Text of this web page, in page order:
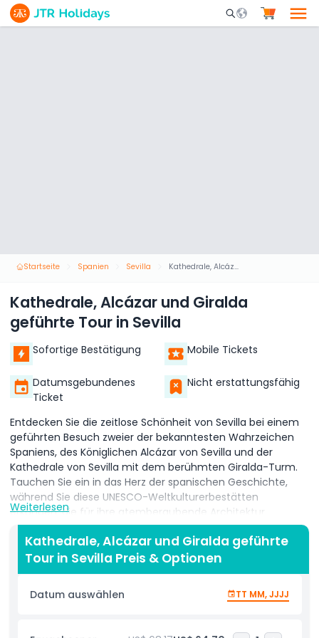
Mobile Search
Startseite Spanien Sevilla Kathedrale, Alcázar und Giralda geführte Tour in Sevilla
Kathedrale, Alcázar und Giralda
geführte Tour in Sevilla
Sofortige Bestätigung Mobile Tickets
Datumsgebundenes
Ticket
Nicht erstattungsfähig
Entdecken Sie die zeitlose Schönheit von Sevilla bei einem
geführten Besuch zweier der bekanntesten Wahrzeichen
Spaniens, des Königlichen Alcázar von Sevilla und der
Kathedrale von Sevilla mit dem berühmten Giralda-Turm.
Tauchen Sie ein in das Herz der spanischen Geschichte,
während Sie diese UNESCO-Weltkulturerbestätten
erkunden, die für ihre atemberaubende Architektur,
königliches Erbe und kulturelle Bedeutung bekannt sind.
Schlendern Sie durch die beeindruckenden Säle, üppigen
Gärten und prächtigen Innenhöfe des Alcázar-Palastes,
eines der ältesten noch genutzten Königspaläste der Welt.
Fans von Game of Thrones erkennen mehrere Drehorte, die
in der beliebten TV-Serie zu sehen sind. Bewundern Sie die
Innenräume und den jahrhundertealten Charme, der
Weiterlesen
Kathedrale, Alcázar und Giralda geführte
Tour in Sevilla Preis & Optionen
Datum auswählen TT MM, JJJJ